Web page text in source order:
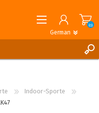
German
(0)
Indoor-Sporte